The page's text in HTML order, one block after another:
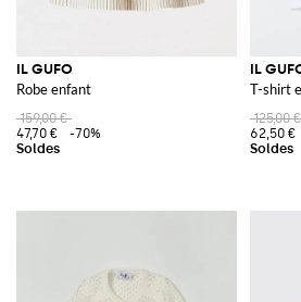
IL GUFO
Robe enfant
159,00 €
47,70 €
-70%
IL
T-shirt
125,00 €
62,50 €